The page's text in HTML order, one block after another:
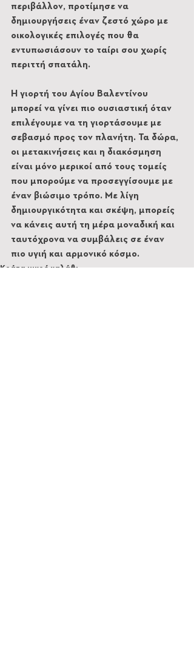
περιβάλλον, προτίμησε να
δημιουργήσεις έναν ζεστό χώρο με
οικολογικές επιλογές που θα
εντυπωσιάσουν το ταίρι σου χωρίς
περιττή σπατάλη.
Η γιορτή του Αγίου Βαλεντίνου
μπορεί να γίνει πιο ουσιαστική όταν
επιλέγουμε να τη γιορτάσουμε με
σεβασμό προς τον πλανήτη. Τα δώρα,
οι μετακινήσεις και η διακόσμηση
είναι μόνο μερικοί από τους τομείς
που μπορούμε να προσεγγίσουμε με
έναν βιώσιμο τρόπο. Με λίγη
δημιουργικότητα και σκέψη, μπορείς
να κάνεις αυτή τη μέρα μοναδική και
ταυτόχρονα να συμβάλεις σε έναν
πιο υγιή και αρμονικό κόσμο.
Κράτα μικρό καλάθι